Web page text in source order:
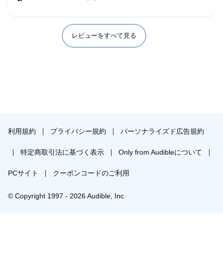
レビューをすべて見る
利用規約 プライバシー規約 パーソナライズド広告規約
特定商取引法に基づく表示 Only from Audibleについて
PCサイト クーポンコードのご利用
© Copyright 1997 - 2026 Audible, Inc